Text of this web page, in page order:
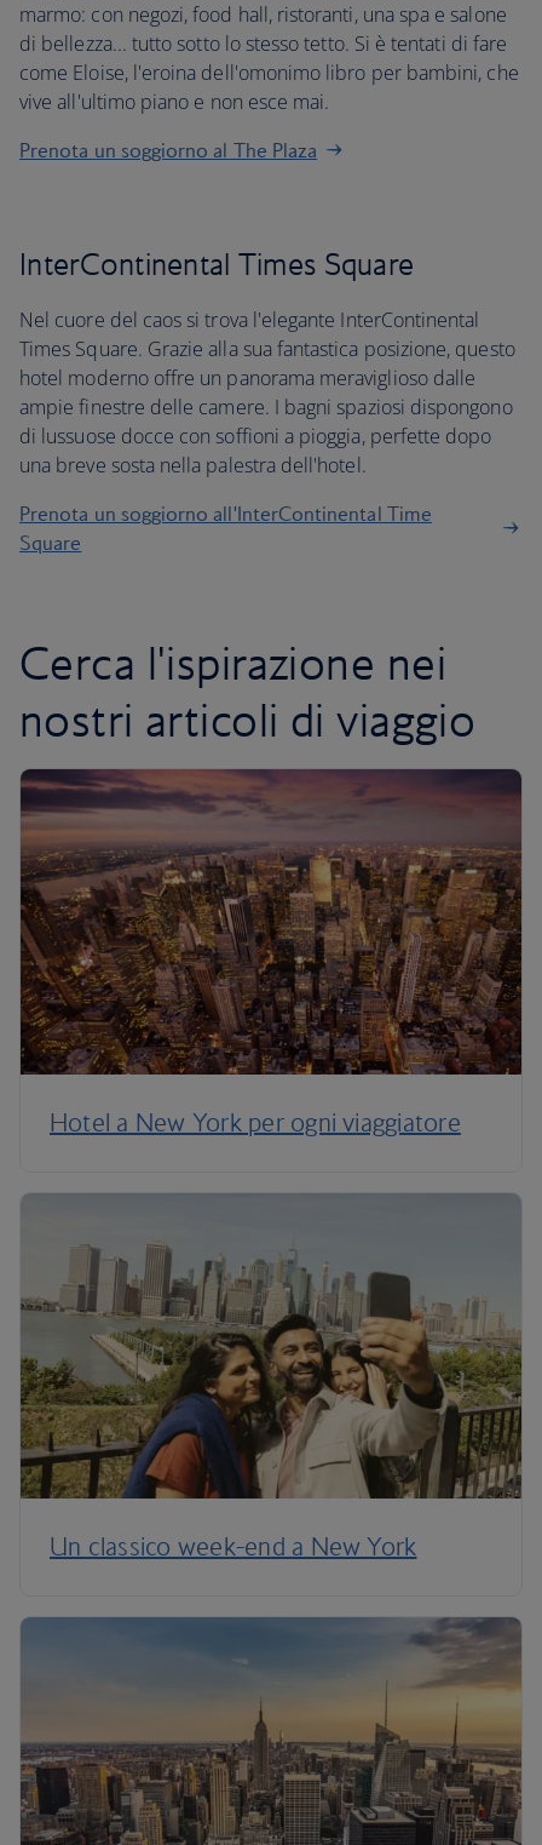
marmo: con negozi, food hall, ristoranti, una spa e salone
di bellezza... tutto sotto lo stesso tetto. Si è tentati di fare
come Eloise, l'eroina dell'omonimo libro per bambini, che
vive all'ultimo piano e non esce mai.
Prenota un soggiorno al The Plaza
InterContinental Times Square
Nel cuore del caos si trova l'elegante InterContinental
Times Square. Grazie alla sua fantastica posizione, questo
hotel moderno offre un panorama meraviglioso dalle
ampie finestre delle camere. I bagni spaziosi dispongono
di lussuose docce con soffioni a pioggia, perfette dopo
una breve sosta nella palestra dell'hotel.
Prenota un soggiorno all'InterContinental Time
Square
Cerca l'ispirazione nei
nostri articoli di viaggio
Hotel a New York per ogni viaggiatore
Un classico week-end a New York